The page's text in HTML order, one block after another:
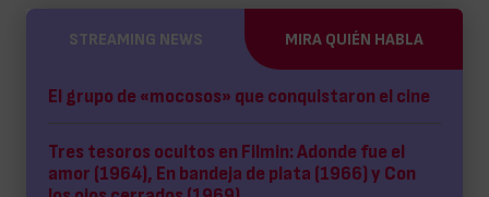
STREAMING NEWS MIRA QUIÉN HABLA
El grupo de «mocosos» que conquistaron el cine
Tres tesoros ocultos en Filmin: Adonde fue el
amor (1964), En bandeja de plata (1966) y Con